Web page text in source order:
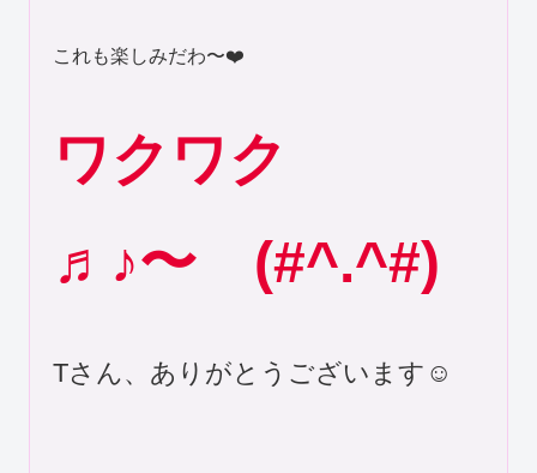
これも楽しみだわ〜❤️
ワクワク
♬♪〜 (#^.^#)
Tさん、ありがとうございます☺️